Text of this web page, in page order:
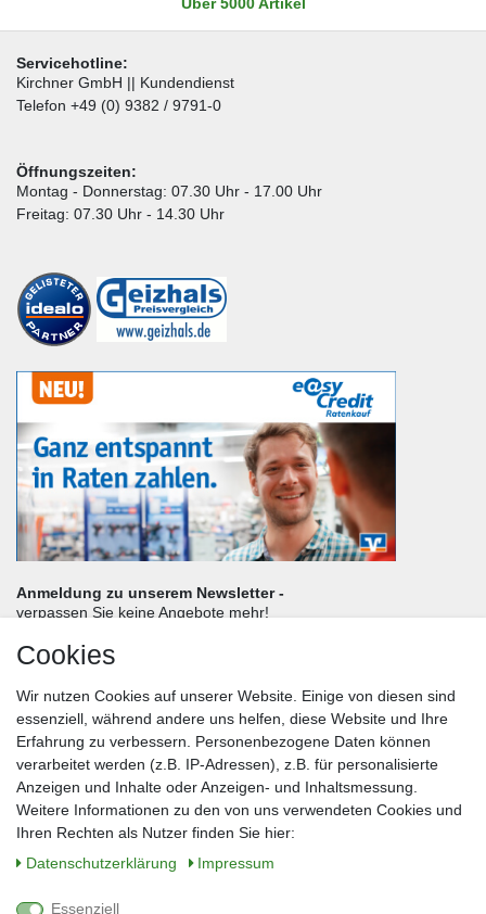
Über 5000 Artikel
Servicehotline:
Kirchner GmbH || Kundendienst
Telefon +49 (0) 9382 / 9791-0
Öffnungszeiten:
Montag - Donnerstag: 07.30 Uhr - 17.00 Uhr
Freitag: 07.30 Uhr - 14.30 Uhr
Anmeldung zu unserem Newsletter -
verpassen Sie keine Angebote mehr!
Nachname*
E-Mail*
Cookies
Wir nutzen Cookies auf unserer Website. Einige von diesen sind
essenziell, während andere uns helfen, diese Website und Ihre
Erfahrung zu verbessern. Personenbezogene Daten können
verarbeitet werden (z.B. IP-Adressen), z.B. für personalisierte
Anzeigen und Inhalte oder Anzeigen- und Inhaltsmessung.
Weitere Informationen zu den von uns verwendeten Cookies und
Ihren Rechten als Nutzer finden Sie hier:
Daten­schutz­erklärung
Impressum
Essenziell